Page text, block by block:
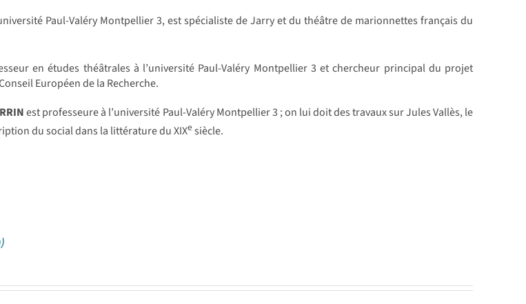
Paul-Valéry Montpellier 3, est spécialiste de Jarry et du théâtre de marionnettes français du
en études théâtrales à l’université Paul-Valéry Montpellier 3 et chercheur principal du projet
Européen de la Recherche.
est professeure à l’université Paul-Valéry Montpellier 3 ; on lui doit des travaux sur Jules Vallès, le
du social dans la littérature du XIXe siècle.